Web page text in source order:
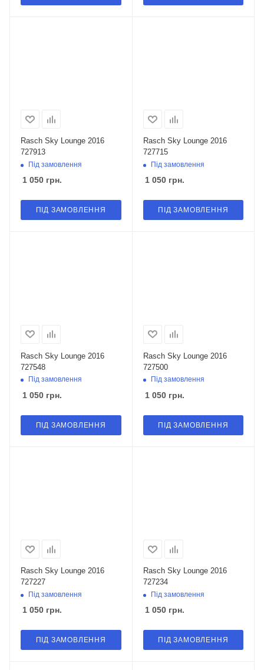
Rasch Sky Lounge 2016
727913
Під замовлення
1 050 грн.
ПІД ЗАМОВЛЕННЯ
Rasch Sky Lounge 2016
727715
Під замовлення
1 050грн.
ПІД ЗАМОВЛЕННЯ
Rasch Sky Lounge 2016
727548
Під замовлення
1 050 грн.
ПІД ЗАМОВЛЕННЯ
Rasch Sky Lounge 2016
727500
Під замовлення
1 050грн.
ПІД ЗАМОВЛЕННЯ
Rasch Sky Lounge 2016
727227
Під замовлення
1 050 грн.
ПІД ЗАМОВЛЕННЯ
Rasch Sky Lounge 2016
727234
Під замовлення
1 050грн.
ПІД ЗАМОВЛЕННЯ